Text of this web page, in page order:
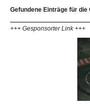
Gefundene Einträge für
+++ Gesponsorter Link +++